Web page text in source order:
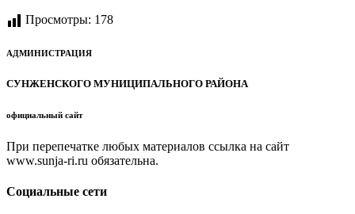
Просмотры: 178
АДМИНИСТРАЦИЯ
СУНЖЕНСКОГО МУНИЦИПАЛЬНОГО РАЙОНА
официальный сайт
При перепечатке любых материалов ссылка на сайт
www.sunja-ri.ru обязательна.
Социальные сети